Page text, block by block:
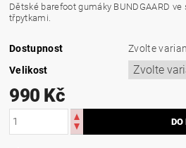
Dětské barefoot gumáky BUNDGAARD
třpytkami.
Dostupnost
Zvolte
Velikost
990 Kč